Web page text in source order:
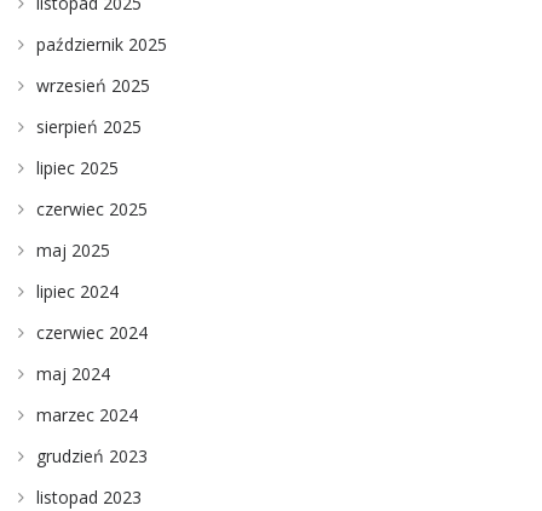
październik 2025
wrzesień 2025
sierpień 2025
lipiec 2025
czerwiec 2025
maj 2025
lipiec 2024
czerwiec 2024
maj 2024
marzec 2024
grudzień 2023
listopad 2023